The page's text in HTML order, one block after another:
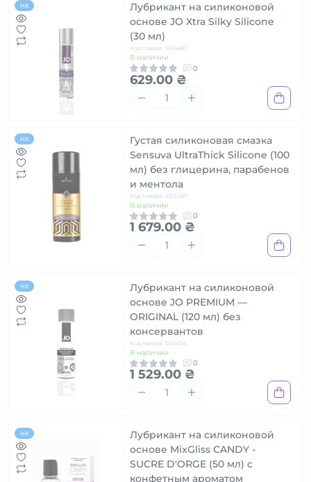
Hit
Лубрикант на силиконовой
основе JO Xtra Silky Silicone
(30 мл)
Код товара: SO4487
В наличии
0
629.00 ₴
Hit
Густая силиконовая смазка
Sensuva UltraThick Silicone (100
мл) без глицерина, парабенов
и ментола
Код товара: SO3287
В наличии
0
1 679.00 ₴
Hit
Лубрикант на силиконовой
основе JO PREMIUM —
ORIGINAL (120 мл) без
консервантов
Код товара: SO1434
В наличии
0
1 529.00 ₴
Hit
Лубрикант на силиконовой
основе MixGliss CANDY -
SUCRE D'ORGE (50 мл) с
конфетным ароматом